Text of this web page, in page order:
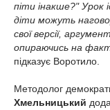
піти інакше?" Урок
діти можуть
свої версії,
опираючись на
підказує Воротило.
Методолог
Хмельницький